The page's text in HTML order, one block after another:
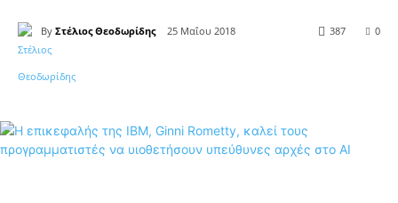
By Στέλιος Θεοδωρίδης 25 Μαΐου 2018 0
387